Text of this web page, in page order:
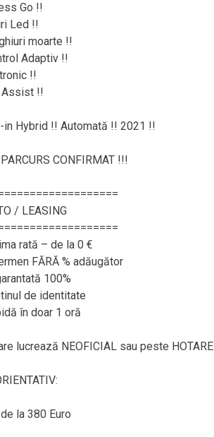
Go !!
Led !!
moarte !!
Adaptiv !!
!!
Assist !!
Hybrid !! Automată !! 2021 !!
CONFIRMAT !!!
/ LEASING
rată – de la 0 €
FĂRĂ % adăugător
100%
de identitate
în doar 1 oră
lucrează NEOFICIAL sau peste HOTARE
la 380 Euro